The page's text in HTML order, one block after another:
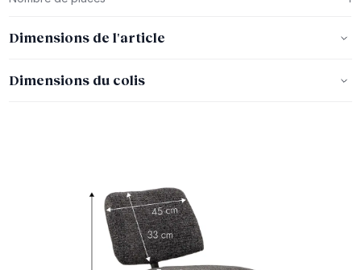
Dimensions de l'article
Dimensions du colis